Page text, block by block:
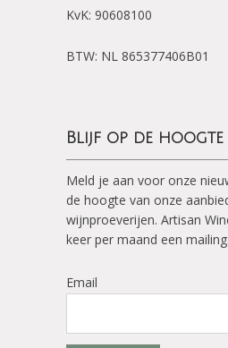
KvK: 90608100
BTW: NL 865377406B01
Blijf op de hoogte
Meld je aan voor onze
de hoogte van onze
wijnproeverijen. Artisan
keer per maand een mailing.
Email